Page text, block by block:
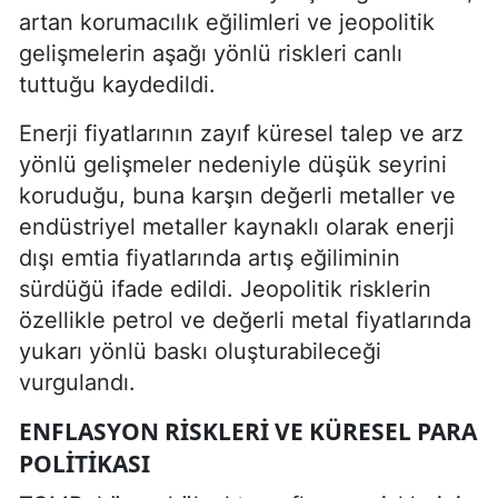
artan korumacılık eğilimleri ve jeopolitik
gelişmelerin aşağı yönlü riskleri canlı
tuttuğu kaydedildi.
Enerji fiyatlarının zayıf küresel talep ve arz
yönlü gelişmeler nedeniyle düşük seyrini
koruduğu, buna karşın değerli metaller ve
endüstriyel metaller kaynaklı olarak enerji
dışı emtia fiyatlarında artış eğiliminin
sürdüğü ifade edildi. Jeopolitik risklerin
özellikle petrol ve değerli metal fiyatlarında
yukarı yönlü baskı oluşturabileceği
vurgulandı.
ENFLASYON RISKLERI VE KÜRESEL PARA
POLITIKASI